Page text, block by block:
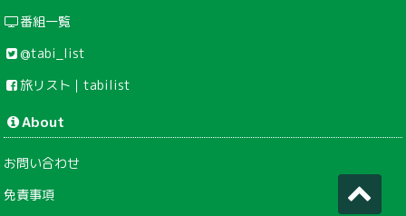
番組一覧
@tabi_list
旅リスト｜tabilist
About
お問い合わせ
免責事項